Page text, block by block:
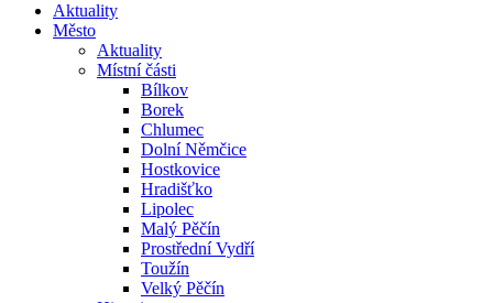
Aktuality
Město
Aktuality
Místní části
Bílkov
Borek
Chlumec
Dolní Němčice
Hostkovice
Hradišťko
Lipolec
Malý Pěčín
Prostřední Vydří
Toužín
Velký Pěčín